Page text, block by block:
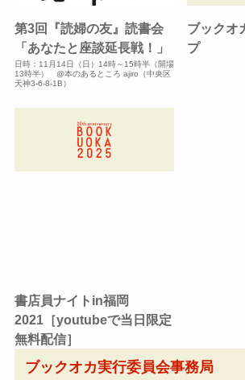
第3回『読婦の友』読書会
「あなたと座談延長戦！」
日時：11月14日（日）14時～15時半（開場
13時半） @本のあるところ ajiro（中央区
天神3-6-8-1B）
ブックオ
プ
書店員ナイトin福岡
2021［youtubeで当日限定
無料配信］
日時：10月29日（金）20時半〜@youtube
で当日限定無料配信。視聴は
ブックオカ実行委員会事務局